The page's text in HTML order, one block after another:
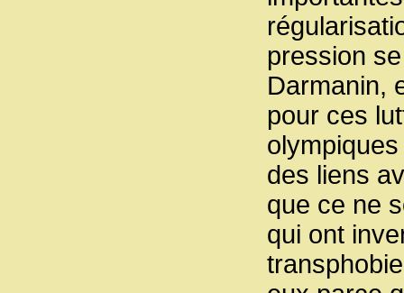
pression
Darmanin,
pour ces
des liens
que ce ne
qui ont